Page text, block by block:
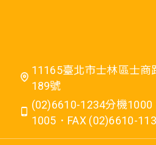
11165臺北市士林區士商
189號
(02)6610-1234分機1000
1005．FAX (02)6610-